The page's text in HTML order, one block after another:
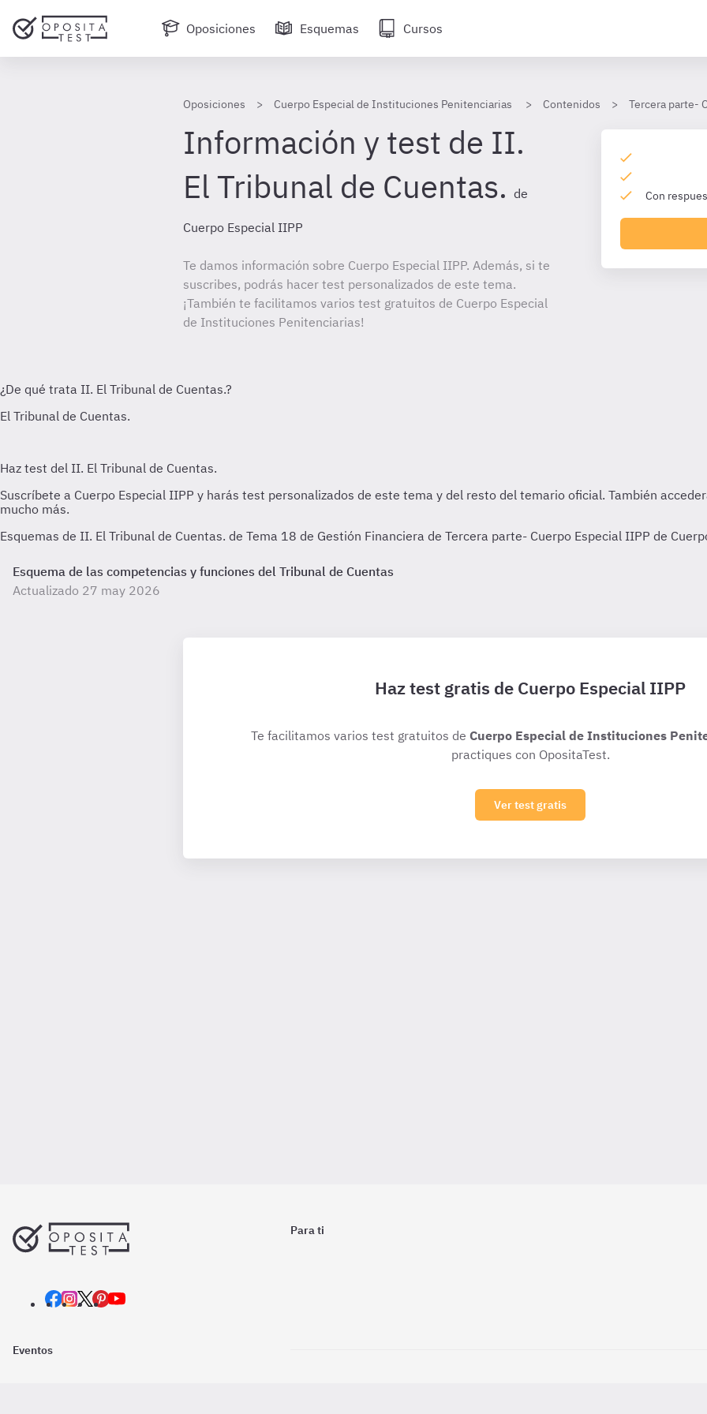
Oposiciones Esquemas Cursos
Oposiciones Cuerpo Especial de Instituciones Penitenciarias Contenidos Tercera parte-
Información y test de II.
El Tribunal de Cuentas. de
Cuerpo Especial IIPP
Te damos información sobre Cuerpo Especial IIPP. Además, si te
suscribes, podrás hacer test personalizados de este tema.
¡También te facilitamos varios test gratuitos de Cuerpo Especial
de Instituciones Penitenciarias!
Con
Esquemas de II. El Tribunal de Cuentas. de Tema 18 de Gestión Financiera de Tercera parte- Cuerpo Especial IIPP de
Esquema de las competencias y funciones del Tribunal de Cuentas
Actualizado 27 may 2026
Haz test gratis de Cuerpo Especial IIPP
Te facilitamos varios test gratuitos de Cuerpo Especial de Instituciones
practiques con OpositaTest.
Ver test gratis
Para ti
Eventos